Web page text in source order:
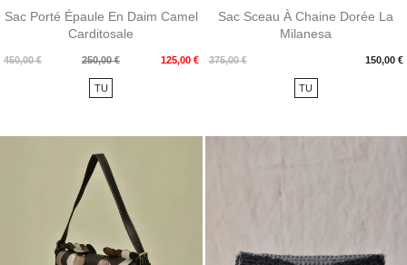
Sac Porté Épaule En Daim Camel
Carditosale
450,00 €
Prix
250,00 € 125,00 €
Prix
TU
Sac Sceau À Chaine Dorée La
Milanesa
375,00 € 150,00 €
Prix
TU